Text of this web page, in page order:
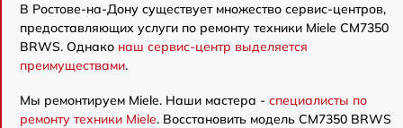
В Ростове-на-Дону существует множество сервис-центров,
предоставляющих услуги по ремонту техники Miele CM7350
BRWS. Однако наш сервис-центр выделяется
преимуществами.
Мы ремонтируем Miele. Наши мастера - специалисты по
ремонту техники Miele. Восстановить модель CM7350 BRWS